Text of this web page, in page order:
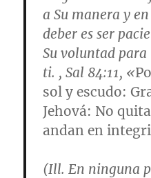
a Su manera y
deber es ser
Su voluntad
ti. , Sal 84:11, «
sol y escudo:
Jehová: No
andan en
(Ill. En ninguna